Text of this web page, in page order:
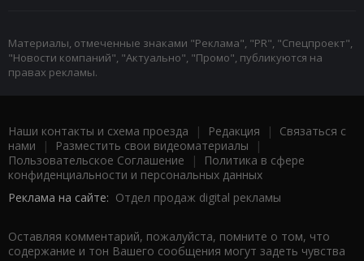
Материалы, отмеченные знаками "Реклама", "PR", "Спецпроект",
"Новости компаний", "Актуально", "Промо", публикуются на
правах рекламы.
Наши контакты и схема проезда | Редакция | Связаться с
нами | Разместить свои видеоматериалы |
Пользовательское Соглашение |
Политика в сфере
конфиденциальности и персональных данных
Реклама на сайте: Отдел продаж digital рекламы
Оставляя комментарий, пожалуйста, помните о том, что
содержание и тон Вашего сообщения могут задеть чувства